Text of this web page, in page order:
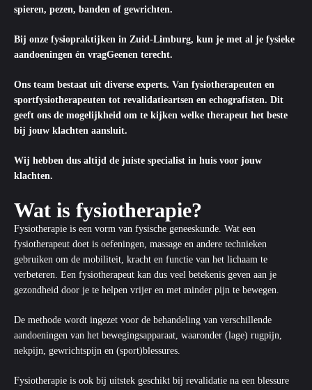
spieren, pezen, banden of gewrichten.
Bij onze fysiopraktijken in Zuid-Limburg, kun je met al je fysieke
aandoeningen én vragGeenen terecht.
Ons team bestaat uit diverse experts. Van fysiotherapeuten en
sportfysiotherapeuten tot revalidatieartsen en echografisten. Dit
geeft ons de mogelijkheid om te kijken welke therapeut het beste
bij jouw klachten aansluit.
Wij hebben dus altijd de juiste specialist in huis voor jouw
klachten.
Wat is fysiotherapie?
Fysiotherapie is een vorm van fysische geneeskunde. Wat een
fysiotherapeut doet is oefeningen, massage en andere technieken
gebruiken om de mobiliteit, kracht en functie van het lichaam te
verbeteren. Een fysiotherapeut kan dus veel betekenis geven aan je
gezondheid door je te helpen vrijer en met minder pijn te bewegen.
De methode wordt ingezet voor de behandeling van verschillende
aandoeningen van het bewegingsapparaat, waaronder (lage) rugpijn,
nekpijn, gewrichtspijn en (sport)blessures.
Fysiotherapie is ook bij uitstek geschikt bij revalidatie na een blessure